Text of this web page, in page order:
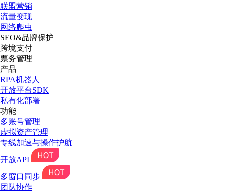
联盟营销
流量变现
网络爬虫
SEO&品牌保护
跨境支付
票务管理
产品
RPA机器人
开放平台SDK
私有化部署
功能
多账号管理
虚拟资产管理
专线加速与操作护航
开放API
多窗口同步
团队协作